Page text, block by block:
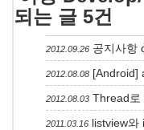
되는 글 5건
2012.09.26 공지사항
2012.08.08 [Android]
2012.08.03 Thread로
2011.03.16 listview와